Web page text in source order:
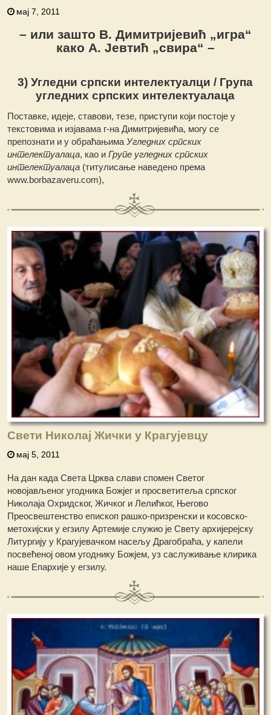
мај 7, 2011
– или зашто В. Димитријевић „игра“
како А. Јевтић „свира“ –
3) Угледни српски интелектуалци / Група
угледних српских интелектуалаца
Поставке, идеје, ставови, тезе, приступи који постоје у
текстовима и изјавама г-на Димитријевића, могу се
препознати и у обраћањимаУгледних српских
интелектуалаца, као иГрупе угледних српских
интелектуалаца (титулисање наведено према
www.borbazaveru.com),
Свети Николај Жички у Крагујевцу
мај 5, 2011
На дан када Света Црква слави спомен Светог
новојављеног угодника Божјег и просветитеља српског
Николаја Охридског, Жичког и Лелићког, Његово
Преосвештенство епископ рашко-призренски и косовско-
метохијски у егзилу Артемије служио је Свету архијерејску
Литургију у Крагујевачком насељу Драгобраћа, у капели
посвећеној овом угоднику Божјем, уз саслуживање клирика
наше Епархије у егзилу.